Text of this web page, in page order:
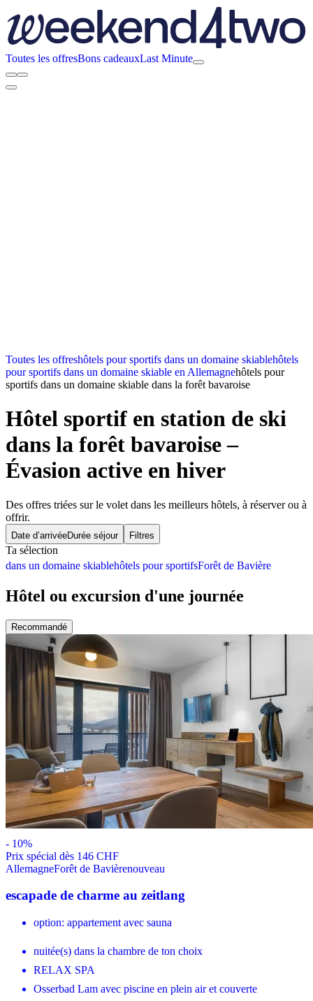
Toutes les offresBons cadeauxLast Minute
Toutes les offreshôtels pour sportifs dans un domaine skiablehôtels
pour sportifs dans un domaine skiable en Allemagnehôtels pour
sportifs dans un domaine skiable dans la forêt bavaroise
Hôtel sportif en station de ski
dans la forêt bavaroise –
Évasion active en hiver
Des offres triées sur le volet dans les meilleurs hôtels, à réserver ou à
offrir.
Date d’arrivéeDurée séjour Filtres
Ta sélection
dans un domaine skiablehôtels pour sportifsForêt de Bavière
Hôtel ou excursion d'une journée
Recommandé
- 10%
Prix ​​spécial dès 146 CHF
AllemagneForêt de Bavièrenouveau
escapade de charme au zeitlang
option: appartement avec sauna
nuitée(s) dans la chambre de ton choix
RELAX SPA
Osserbad Lam avec piscine en plein air et couverte